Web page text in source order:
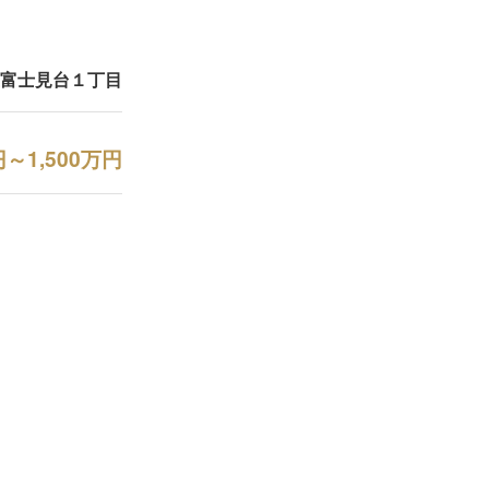
士見台１丁目
1,500万円